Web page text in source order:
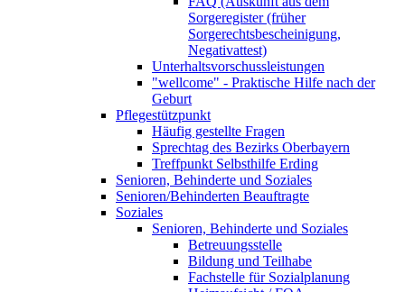
Sorgeregister (früher
Sorgerechtsbescheinigung,
Negativattest)
Unterhaltsvorschussleistungen
"wellcome" - Praktische Hilfe nach der
Geburt
Pflegestützpunkt
Häufig gestellte Fragen
Sprechtag des Bezirks Oberbayern
Treffpunkt Selbsthilfe Erding
Senioren, Behinderte und Soziales
Senioren/Behinderten Beauftragte
Soziales
Senioren, Behinderte und Soziales
Betreuungsstelle
Bildung und Teilhabe
Fachstelle für Sozialplanung